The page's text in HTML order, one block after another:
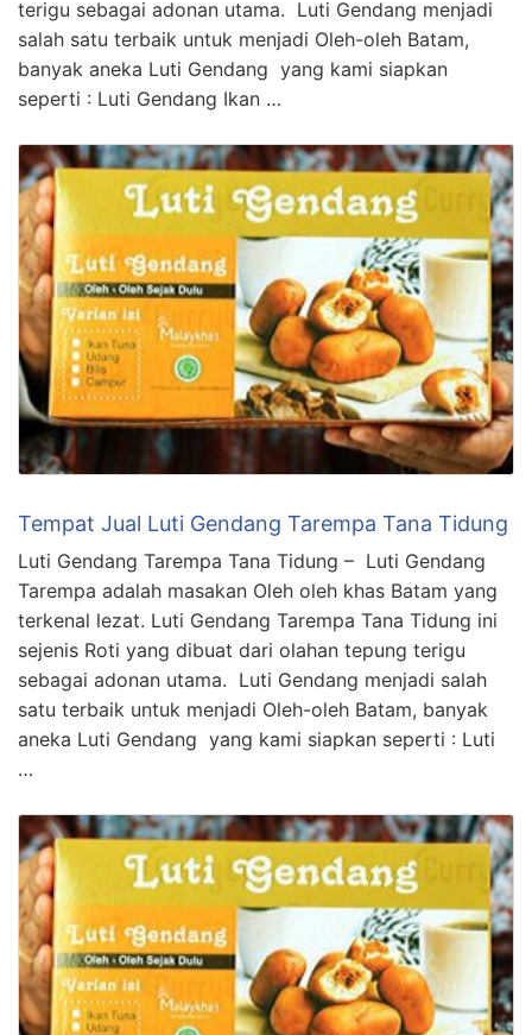
terigu sebagai adonan utama. Luti Gendang menjadi
salah satu terbaik untuk menjadi Oleh-oleh Batam,
banyak aneka Luti Gendang yang kami siapkan
seperti : Luti Gendang Ikan …
Tempat Jual Luti Gendang Tarempa Tana Tidung
Luti Gendang Tarempa Tana Tidung – Luti Gendang
Tarempa adalah masakan Oleh oleh khas Batam yang
terkenal lezat. Luti Gendang Tarempa Tana Tidung ini
sejenis Roti yang dibuat dari olahan tepung terigu
sebagai adonan utama. Luti Gendang menjadi salah
satu terbaik untuk menjadi Oleh-oleh Batam, banyak
aneka Luti Gendang yang kami siapkan seperti : Luti
…